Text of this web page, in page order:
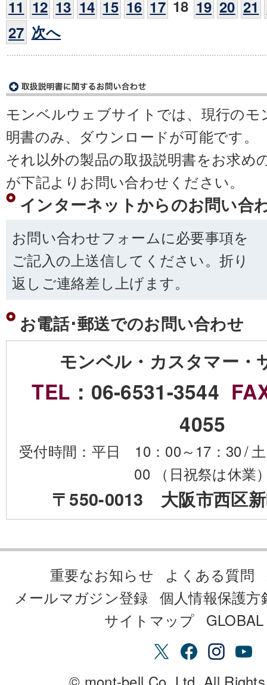
11 12 13 14 15 16 17 18 19 20 21
27 次へ
モンベルウェブサイトでは、現行のモ
明書のみ、ダウンロードが可能です。
それ以外の製品の取扱説明書をお求め
が下記よりお問い合わせください。
インターネットからのお問い合
お問い合わせフォームに必要事項を
ご記入の上送信してください。折り
返しご連絡差し上げます。
お電話･郵送でのお問い合わせ
モンベル・カスタマー・
TEL ：06-6531-3544
4055
受付時間：平日 10：00～17：30/
00 （日祝祭は休業
〒550-0013 大阪市西区
重要なお知らせ よくある質問
メールマガジン登録 個人情報保護方
サイトマップ